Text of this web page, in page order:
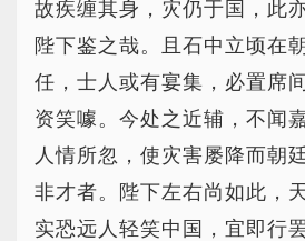
故疾缠其身，灾仍于国，此
陛下鉴之哉。且石中立顷在
任，士人或有宴集，必置席
资笑噱。今处之近辅，不闻
人情所忽，使灾害屡降而朝
非才者。陛下左右尚如此，
实恐远人轻笑中国，宜即行